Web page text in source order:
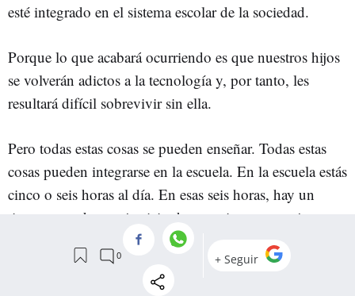
esté integrado en el sistema escolar de la sociedad.
Porque lo que acabará ocurriendo es que nuestros hijos
se volverán adictos a la tecnología y, por tanto, les
resultará difícil sobrevivir sin ella.
Pero todas estas cosas se pueden enseñar. Todas estas
cosas pueden integrarse en la escuela. En la escuela estás
cinco o seis horas al día. En esas seis horas, hay un
tiempo para hacer ejercicio, hay un tiempo para jugar,
hay un tiempo para el recreo, hay un tiempo para